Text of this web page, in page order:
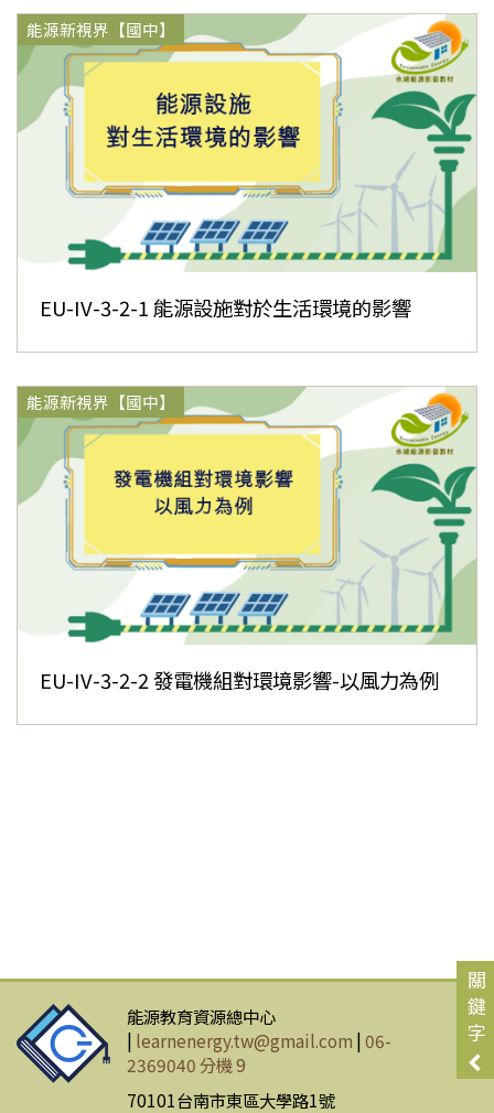
能源新視界【國中】
EU-IV-3-2-1 能源設施對於生活環境的影響
能源新視界【國中】
EU-IV-3-2-2 發電機組對環境影響-以風力為例
關
鍵
字
能源教育資源總中心
| learnenergy.tw@gmail.com |06-
2369040 分機 9
70101台南市東區大學路1號